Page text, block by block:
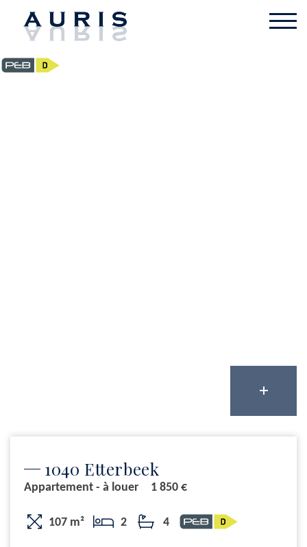
1040 Etterbeek
1 850 €
Appartement - à louer
107 m² 2 4